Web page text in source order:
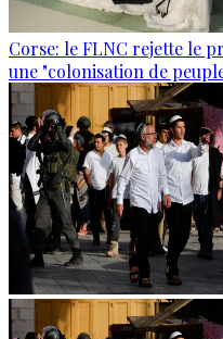
Corse: le FLNC rejette le
une "colonisation de